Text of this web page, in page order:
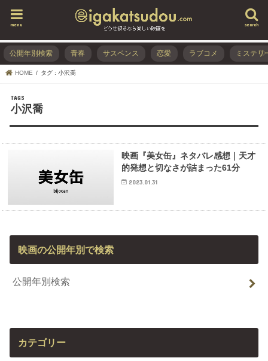
search
menu
公開年別検索 青春 サスペンス 恋愛 ラブコメ ミステリ
HOME タグ : 小沢喬
小沢喬
映画『美女缶』ネタバレ感想｜天才
的発想と切なさが詰まった61分
2023.01.31
映画の公開年別で検索
公開年別検索
カテゴリー